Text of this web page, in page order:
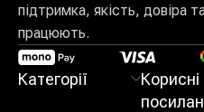
підтримка, якість, довіра
працюють.
Категорії
Корисні